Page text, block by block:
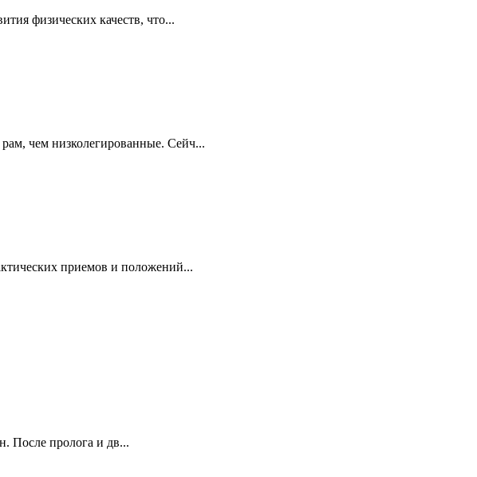
физических качеств, что...
чем низколегированные. Сейч...
приемов и положений...
После пролога и дв...